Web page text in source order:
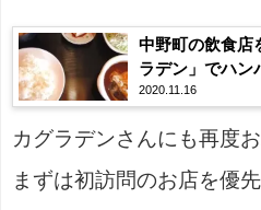
中野町の飲食
ラデン」でハン
2020.11.16
カグラデンさんにも再度
まずは初訪問のお店を優先